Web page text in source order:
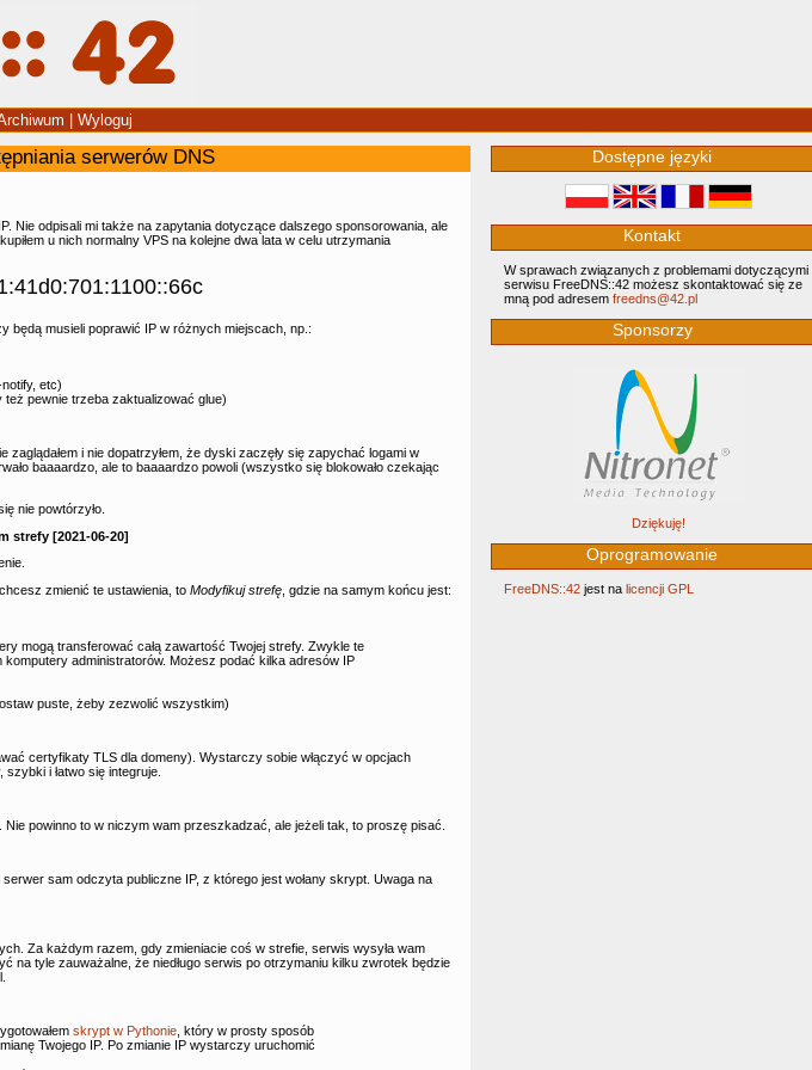
Wyloguj
serwerów DNS
Nie odpisali mi także na zapytania dotyczące dalszego sponsorowania, ale
u nich normalny VPS na kolejne dwa lata w celu utrzymania
będą musieli poprawić IP w różnych miejscach, np.:
etc)
też pewnie trzeba zaktualizować glue)
i nie dopatrzyłem, że dyski zaczęły się zapychać logami w
baaaardzo, ale to baaaardzo powoli (wszystko się blokowało czekając
nie powtórzyło.
strefy [2021-06-20]
zmienić te ustawienia, to Modyfikuj strefę, gdzie na samym końcu jest:
mogą transferować całą zawartość Twojej strefy. Zwykle te
administratorów. Możesz podać kilka adresów IP
puste, żeby zezwolić wszystkim)
certyfikaty TLS dla domeny). Wystarczy sobie włączyć w opcjach
szybki i łatwo się integruje.
powinno to w niczym wam przeszkadzać, ale jeżeli tak, to proszę pisać.
sam odczyta publiczne IP, z którego jest wołany skrypt. Uwaga na
Za każdym razem, gdy zmieniacie coś w strefie, serwis wysyła wam
na tyle zauważalne, że niedługo serwis po otrzymaniu kilku zwrotek będzie
skrypt w Pythonie, który w prosty sposób
Twojego IP. Po zmianie IP wystarczy uruchomić
Dostępne języki
Kontakt
W sprawach związanych z problemami dotyczącymi
serwisu FreeDNS::42 możesz skontaktować się ze
mną pod adresem‮lp.24@sndeerf
Sponsorzy
Dziękuję!
Oprogramowanie
FreeDNS::42 jest nalicencji GPL